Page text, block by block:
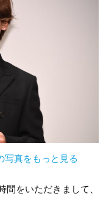
写真をもっと見る
をいただきまして、